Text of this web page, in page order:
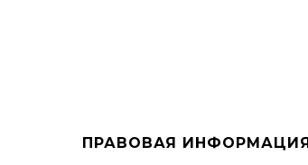
ПРАВОВАЯ ИНФОРМАЦИЯ